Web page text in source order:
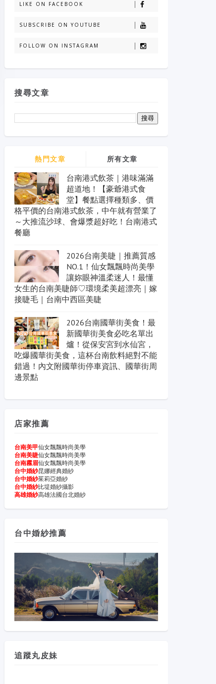
LIKE ON FACEBOOK
SUBSCRIBE ON YOUTUBE
FOLLOW ON INSTAGRAM
搜尋文章
熱門文章 所有文章
台南港式飲茶｜港味滿滿
超道地！【豪爺港式食
堂】餐點選擇種類多、價
格平價的台南港式飲茶，中午就有營業了
～大推流沙球、會爆漿超好吃！台南港式
餐廳
2026台南美睫｜推薦質感
NO.1！仙女飄飄時尚美學
讓妳眼神溫柔迷人！最懂
女生的台南美睫師♡環境柔美超漂亮｜嫁
接睫毛｜台南中西區美睫
2026台南國華街美食！最
新國華街美食必吃名單出
爐！從保安宮到水仙宮，
吃爆國華街美食，這杯台南飲料絕對不能
錯過！內文附國華街停車資訊、國華街周
邊景點
店家推薦
台南美甲仙女飄飄時尚美學
台南美睫仙女飄飄時尚美學
台南霧眉仙女飄飄時尚美學
台中婚紗昆娜經典婚紗
台中婚紗茱莉亞婚紗
台中婚紗比堤婚紗攝影
高雄婚紗高雄法國台北婚紗
台中婚紗推薦
追蹤丸皮妹